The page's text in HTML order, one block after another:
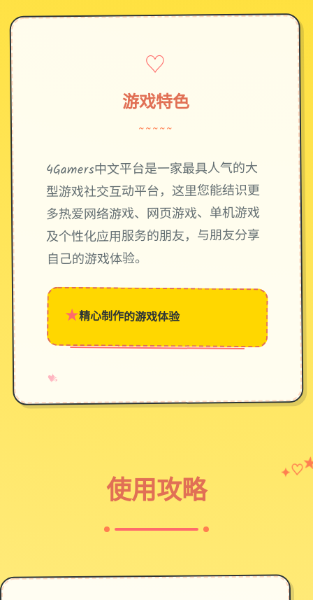
♡
游戏特色
~~~~~
4Gamers中文平台是一家最具人气的大
型游戏社交互动平台，这里您能结识更
多热爱网络游戏、网页游戏、单机游戏
及个性化应用服务的朋友，与朋友分享
自己的游戏体验。
★精心制作的游戏体验
♥
✧
→
使用攻略
✦♡